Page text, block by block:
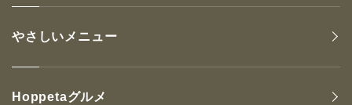
やさしいメニュー
Hoppetaグルメ